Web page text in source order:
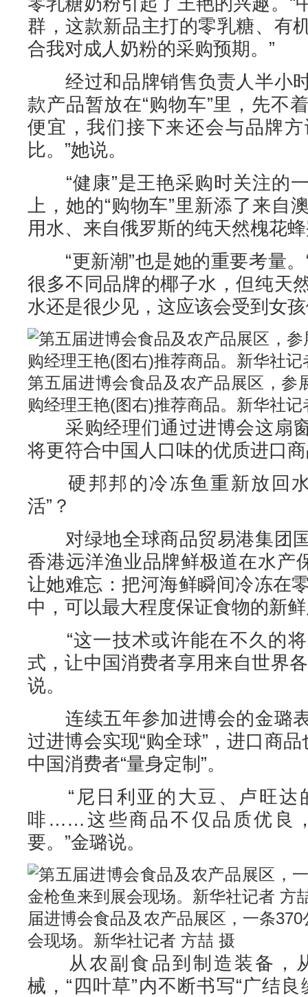
群，这款新品主打的零乳糖、有
合我对成人奶粉的采购预期。”
经过和品牌销售负责人半小
款产品暂放在“购物车”里，先不
便宜，我们接下来还会与品牌
比。”她说。
“健康”是王艳采购时关注的
上，她的“购物车”里新添了来自
用水、来自俄罗斯的纯天然槐花
“更新潮”也是她的重要考量。
很多不同品牌的椰子水，但纯天
水还是很少见，这应该会受到女
第五届进博会食品及农产品展区，参
购经理王艳(图右)推荐商品。新华社
采购经理们通过进博会这扇
将更符合中国人口味的优质进口商
硬邦邦的冷冻鱼重新放回水
活”？
对绿地全球商品贸易港集团
香港远洋渔业品牌鲜极道在水产
让她难忘：把河海鲜瞬间冷冻在
中，可以最大程度保证食物的新
“这一技术或许能在不久的将
式，让中国消费者享用来自世界
说。
连续五年参加进博会的金璐
过进博会实现“购全球”，进口商
中国消费者“量身定制”。
“尼日利亚的大豆、卢旺达
啡……这些商品不仅品质优良
要。”金璐说。
届进博会食品及农产品展区，一条
会现场。新华社记者 方喆 摄
从农副食品到制造装备，
械，“四叶草”内不断书写“广结